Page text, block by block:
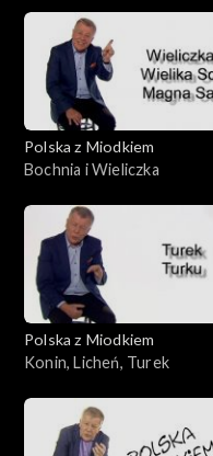
Polska z Miodkiem
Bochnia i Wieliczka
Polska z Miodkiem
Konin, Licheń, Turek